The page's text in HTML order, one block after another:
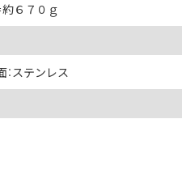
６７０ｇ
：ステンレス